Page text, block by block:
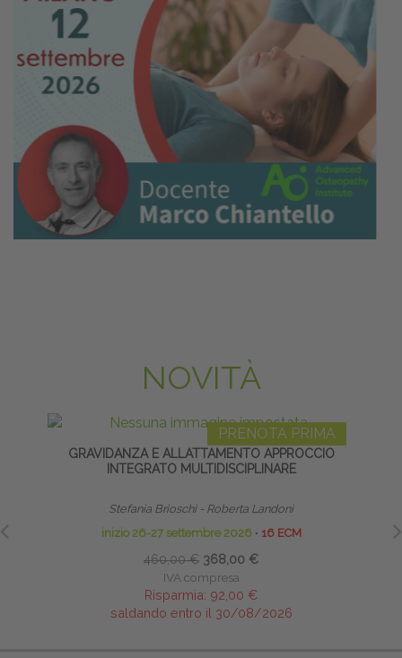
NOVITÀ
PRENOTA PRIMA
GRAVIDANZA E ALLATTAMENTO APPROCCIO
INTEGRATO MULTIDISCIPLINARE
Stefania Brioschi - Roberta Landoni
inizio 26-27 settembre 2026 ∙ 16 ECM
460,00 € 368,00 €
IVA compresa
Risparmia: 92,00 €
saldando entro il 30/08/2026